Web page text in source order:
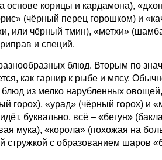
основе корицы и кардамона),
(чёрный перец горошком) и
или чёрный тмин), «метхи»
и специй.
блюд. Вторым по
как гарнир к рыбе и мясу.
из мелко нарубленных
горох), «урад» (чёрный горох) и
буквально, всё – «бегун»
мука), «корола» (похожая на
стружкой с образованием шаров